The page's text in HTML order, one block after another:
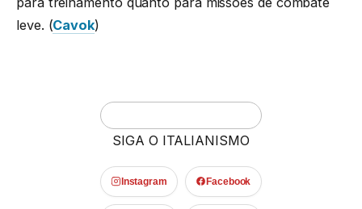
leve. (Cavok)
SIGA O ITALIANISMO
Instagram Facebook